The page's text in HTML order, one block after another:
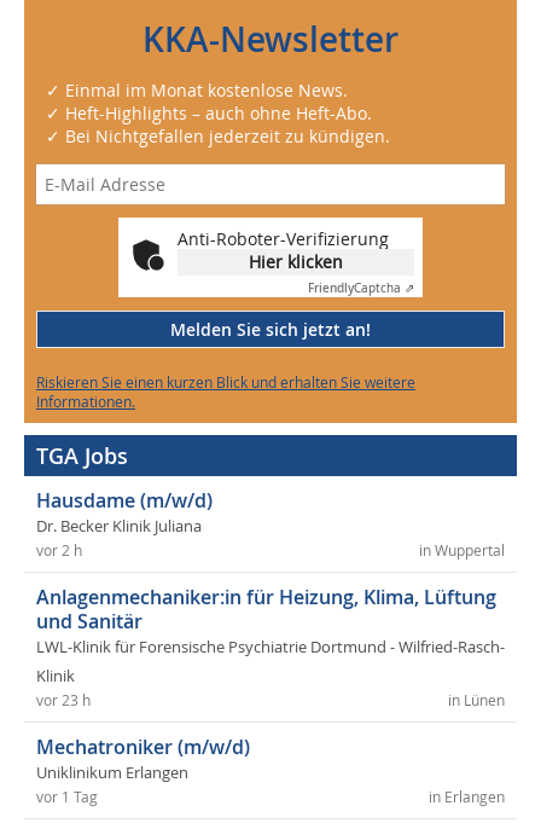
KKA-Newsletter
✓ Einmal im Monat kostenlose News.
✓ Heft-Highlights – auch ohne Heft-Abo.
✓ Bei Nichtgefallen jederzeit zu kündigen.
Anti-Roboter-Verifizierung
Hier klicken
FriendlyCaptcha ⇗
Melden Sie sich jetzt an!
Riskieren Sie einen kurzen Blick und erhalten Sie weitere
Informationen.
TGA Jobs
Hausdame (m/w/d)
Dr. Becker Klinik Juliana
in Wuppertal
vor 2 h
Anlagenmechaniker:in für Heizung, Klima, Lüftung
und Sanitär
LWL-Klinik für Forensische Psychiatrie Dortmund - Wilfried-Rasch-
Klinik
in Lünen
vor 23 h
Mechatroniker (m/w/d)
Uniklinikum Erlangen
in Erlangen
vor 1 Tag